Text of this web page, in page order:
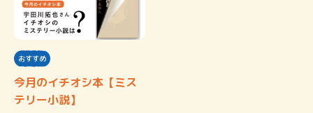
おすすめ
今月のイチオシ本【ミス
テリー小説】